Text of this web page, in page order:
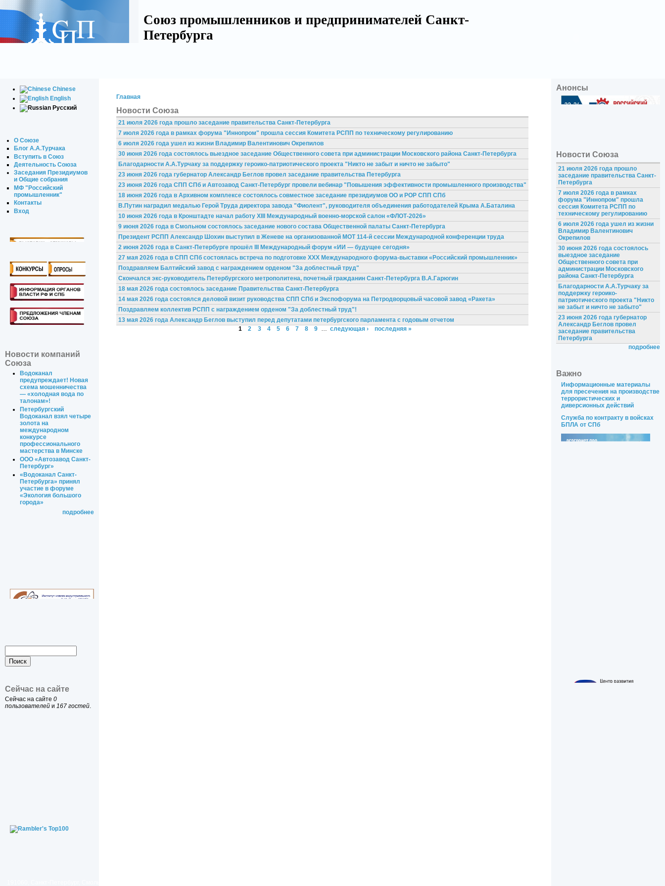
Союз промышленников и предпринимателей Санкт-
Петербурга
Chinese
English
Русский
О Союзе
Блог А.А.Турчака
Вступить в Союз
Деятельность Союза
Заседания Президиумов
и Общие собрания
МФ "Российский
промышленник"
Контакты
Вход
Новости компаний
Союза
Водоканал
предупреждает! Новая
схема мошенничества
— «холодная вода по
талонам»!
Петербургский
Водоканал взял четыре
золота на
международном
конкурсе
профессионального
мастерства в Минске
ООО «Автозавод Санкт-
Петербург»
«Водоканал Санкт-
Петербурга» принял
участие в форуме
«Экология большого
города»
подробнее
Сейчас на сайте
Сейчас на сайте 0
пользователей и 167 гостей.
Главная
Новости Союза
21 июля 2026 года прошло заседание правительства Санкт-Петербурга
7 июля 2026 года в рамках форума "Иннопром" прошла сессия Комитета РСПП по техническому регулированию
6 июля 2026 года ушел из жизни Владимир Валентинович Окрепилов
30 июня 2026 года состоялось выездное заседание Общественного совета при администрации Московского района Санкт-Петербурга
Благодарности А.А.Турчаку за поддержку героико-патриотического проекта "Никто не забыт и ничто не забыто"
23 июня 2026 года губернатор Александр Беглов провел заседание правительства Петербурга
23 июня 2026 года СПП СПб и Автозавод Санкт-Петербург провели вебинар "Повышения эффективности промышленного производства"
18 июня 2026 года в Архивном комплексе состоялось совместное заседание президиумов ОО и РОР СПП СПб
В.Путин наградил медалью Герой Труда директора завода "Фиолент", руководителя объединения работодателей Крыма А.Баталина
10 июня 2026 года в Кронштадте начал работу XIII Международный военно-морской салон «ФЛОТ-2026»
9 июня 2026 года в Смольном состоялось заседание нового состава Общественной палаты Санкт-Петербурга
Президент РСПП Александр Шохин выступил в Женеве на организованной МОТ 114-й сессии Международной конференции труда
2 июня 2026 года в Санкт-Петербурге прошёл III Международный форум «ИИ — будущее сегодня»
27 мая 2026 года в СПП СПб состоялась встреча по подготовке XXX Международного форума-выставки «Российский промышленник»
Поздравляем Балтийский завод с награждением орденом "За доблестный труд"
Скончался экс-руководитель Петербургского метрополитена, почетный гражданин Санкт-Петербурга В.А.Гарюгин
18 мая 2026 года состоялось заседание Правительства Санкт-Петербурга
14 мая 2026 года состоялся деловой визит руководства СПП СПб и Экспофорума на Петродворцовый часовой завод «Ракета»
Поздравляем коллектив РСПП с награждением орденом "За доблестный труд"!
13 мая 2026 года Александр Беглов выступил перед депутатами петербургского парламента с годовым отчетом
1
2 3 4 5 6 7 8 9 … следующая › последняя »
Анонсы
Новости Союза
21 июля 2026 года прошло
заседание правительства Санкт-
Петербурга
7 июля 2026 года в рамках
форума "Иннопром" прошла
сессия Комитета РСПП по
техническому регулированию
6 июля 2026 года ушел из жизни
Владимир Валентинович
Окрепилов
30 июня 2026 года состоялось
выездное заседание
Общественного совета при
администрации Московского
района Санкт-Петербурга
Благодарности А.А.Турчаку за
поддержку героико-
патриотического проекта "Никто
не забыт и ничто не забыто"
23 июня 2026 года губернатор
Александр Беглов провел
заседание правительства
Петербурга
подробнее
Важно
Информационные материалы
для пресечения на производстве
террористических и
диверсионных действий
Служба по контракту в войсках
БПЛА от СПб